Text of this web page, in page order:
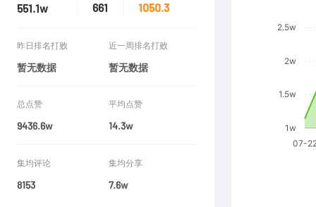
551.1w 661 1050.3
昨日排名打败
暂无数据
近一周排名打败
暂无数据
总点赞
9436.6w
平均点赞
14.3w
集均评论
8153
集均分享
7.6w